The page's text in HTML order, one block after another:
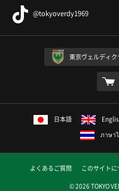
@tokyoverdy1969
東京ヴェルディク
日本語
ภาษา
よくあるご質問 このサイトに
© 2026 TOKYO